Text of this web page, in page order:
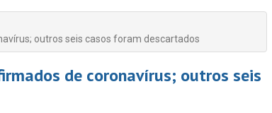
outros seis casos foram descartados
de coronavírus; outros seis